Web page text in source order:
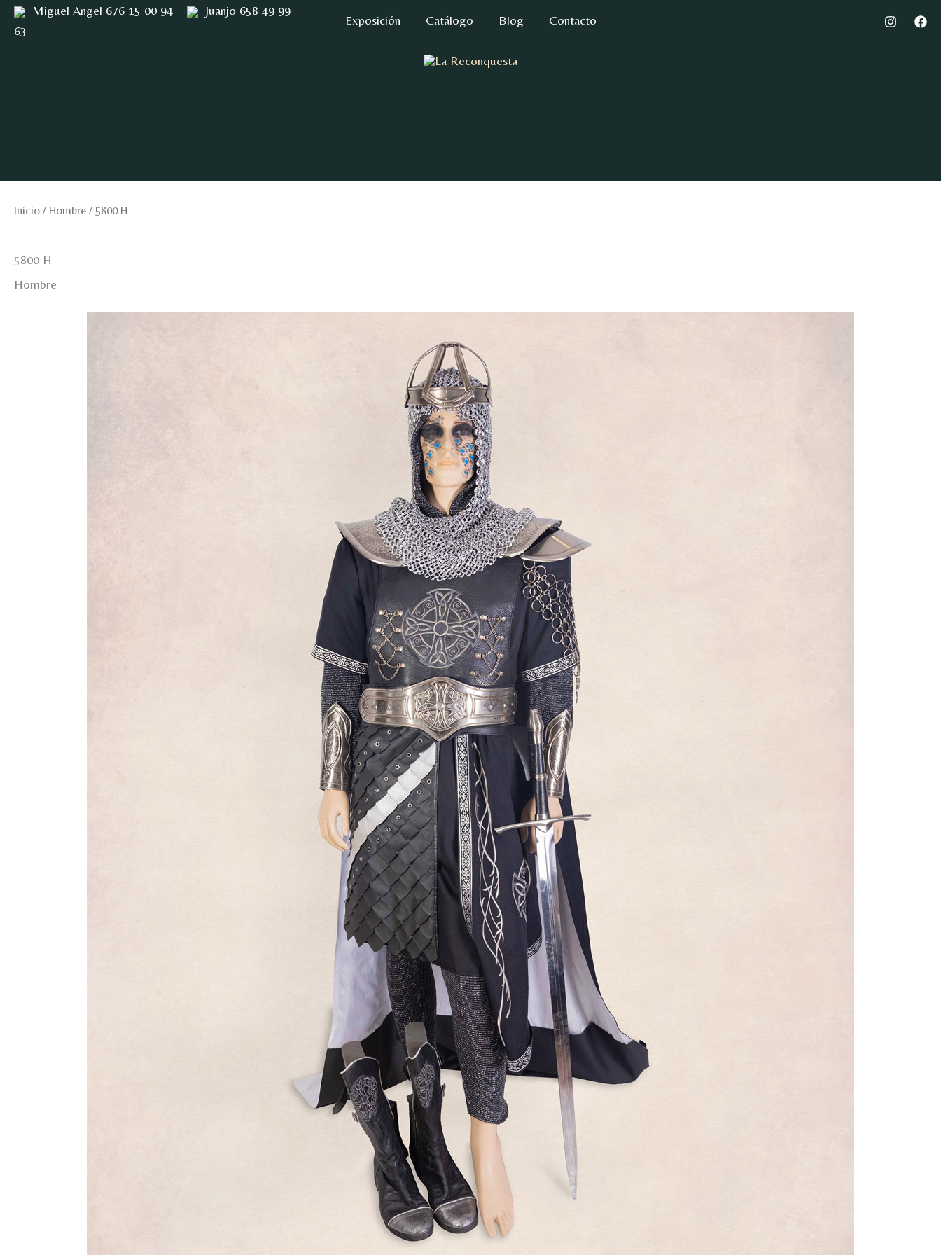
Miguel Angel 676 15 00 94
Juanjo 658 49 99
63
Exposición Catálogo Blog Contacto
Inicio / Hombre / 5800 H
5800 H
Hombre